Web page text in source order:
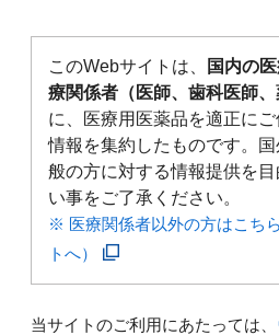
このWebサイトは、
国内の
療関係者（医師、歯科医師、
に、医療用医薬品を適正に
情報を集約したものです。
般の方に対する情報提供を
い事をご了承ください。
※ 医療関係者以外の方はこち
トへ）
当サイトのご利用にあたっては、